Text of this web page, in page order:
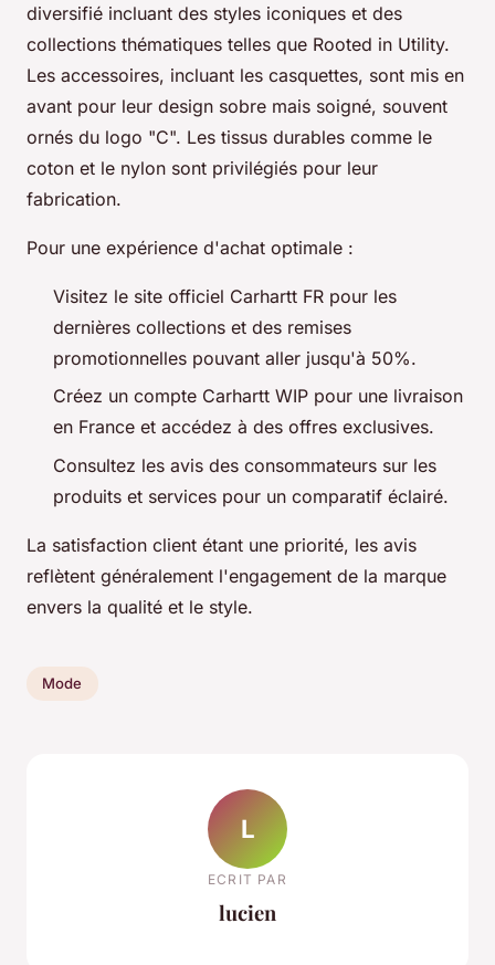
diversifié incluant des styles iconiques et des
collections thématiques telles que Rooted in Utility.
Les accessoires, incluant les casquettes, sont mis en
avant pour leur design sobre mais soigné, souvent
ornés du logo "C". Les tissus durables comme le
coton et le nylon sont privilégiés pour leur
fabrication.
Pour une expérience d'achat optimale :
Visitez le site officiel Carhartt FR pour les
dernières collections et des remises
promotionnelles pouvant aller jusqu'à 50%.
Créez un compte Carhartt WIP pour une livraison
en France et accédez à des offres exclusives.
Consultez les avis des consommateurs sur les
produits et services pour un comparatif éclairé.
La satisfaction client étant une priorité, les avis
reflètent généralement l'engagement de la marque
envers la qualité et le style.
Mode
L
ECRIT PAR
lucien